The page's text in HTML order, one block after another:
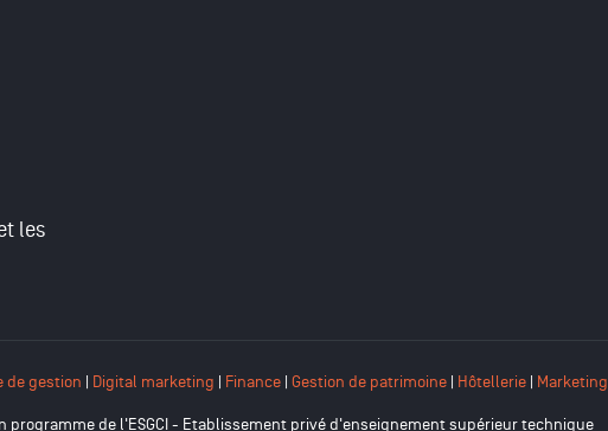
les
de gestion | Digital marketing | Finance| Gestion de patrimoine| Hôtellerie| Marketing
programme de l'ESGCI - Etablissement privé d'enseignement supérieur technique